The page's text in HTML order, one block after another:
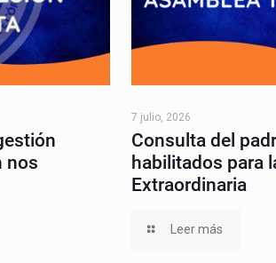
nos
7 julio, 2026
Consulta del
habilitados para
Extraordinaria
Leer más